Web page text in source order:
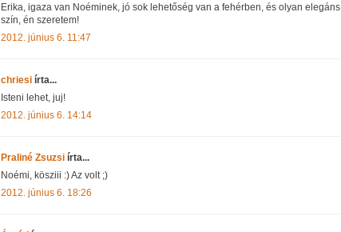
Erika, igaza van Noéminek, jó sok lehetőség van a fehérben, és olyan elegáns
szín, én szeretem!
2012. június 6. 11:47
chriesi írta...
Isteni lehet, juj!
2012. június 6. 14:14
Praliné Zsuzsi írta...
Noémi, kösziii :) Az volt ;)
2012. június 6. 18:26